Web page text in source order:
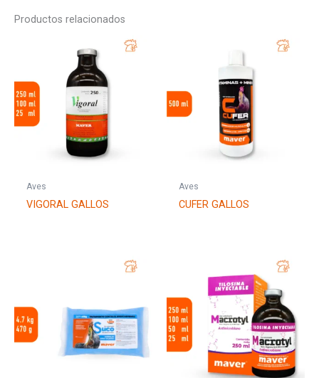
Productos relacionados
Aves
VIGORAL GALLOS
Aves
CUFER GALLOS